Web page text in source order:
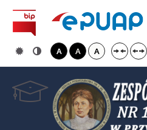
A A A